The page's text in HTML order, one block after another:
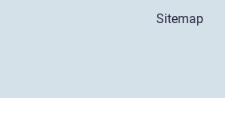
Sitemap